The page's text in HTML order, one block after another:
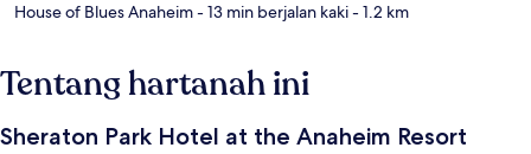
House of Blues Anaheim- 13 min berjalan kaki- 1.2 km
Tentang hartanah ini
Sheraton Park Hotel at the Anaheim Resort